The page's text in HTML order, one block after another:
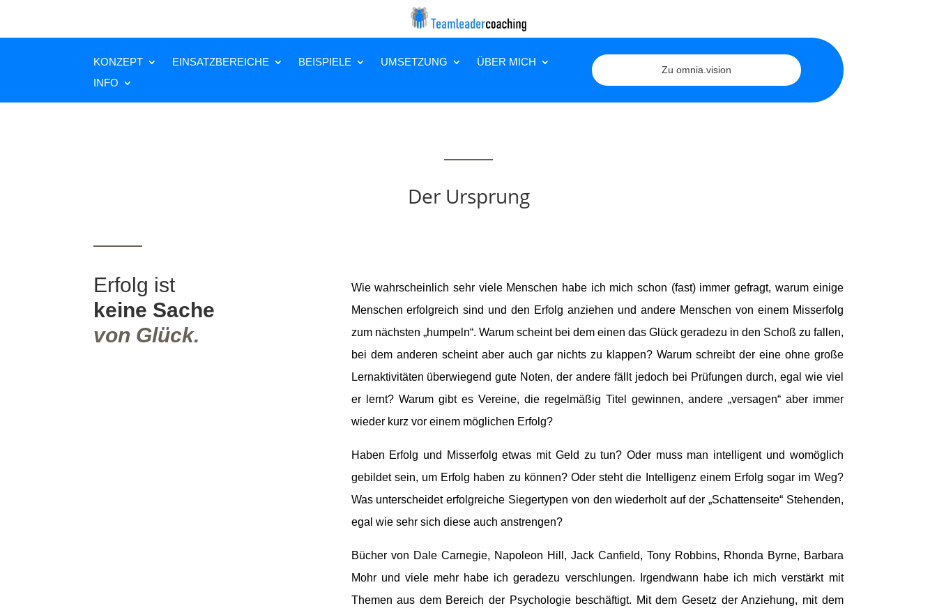
KONZEPT EINSATZBEREICHE BEISPIELE UMSETZUNG
ÜBER MICH
INFO
Zu omnia.vision
Der Ursprung
Erfolg ist
keine Sache
von Glück.
Wie wahrscheinlich sehr viele Menschen habe ich mich schon (fast) immer gefragt, warum einige
Menschen erfolgreich sind und den Erfolg anziehen und andere Menschen von einem Misserfolg
zum nächsten „humpeln“. Warum scheint bei dem einen das Glück geradezu in den Schoß zu fallen,
bei dem anderen scheint aber auch gar nichts zu klappen? Warum schreibt der eine ohne große
Lernaktivitäten überwiegend gute Noten, der andere fällt jedoch bei Prüfungen durch, egal wie viel
er lernt? Warum gibt es Vereine, die regelmäßig Titel gewinnen, andere „versagen“ aber immer
wieder kurz vor einem möglichen Erfolg?
Haben Erfolg und Misserfolg etwas mit Geld zu tun? Oder muss man intelligent und womöglich
gebildet sein, um Erfolg haben zu können? Oder steht die Intelligenz einem Erfolg sogar im Weg?
Was unterscheidet erfolgreiche Siegertypen von den wiederholt auf der „Schattenseite“ Stehenden,
egal wie sehr sich diese auch anstrengen?
Bücher von Dale Carnegie, Napoleon Hill, Jack Canfield, Tony Robbins, Rhonda Byrne, Barbara
Mohr und viele mehr habe ich geradezu verschlungen. Irgendwann habe ich mich verstärkt mit
Themen aus dem Bereich der Psychologie beschäftigt. Mit dem Gesetz der Anziehung, mit dem